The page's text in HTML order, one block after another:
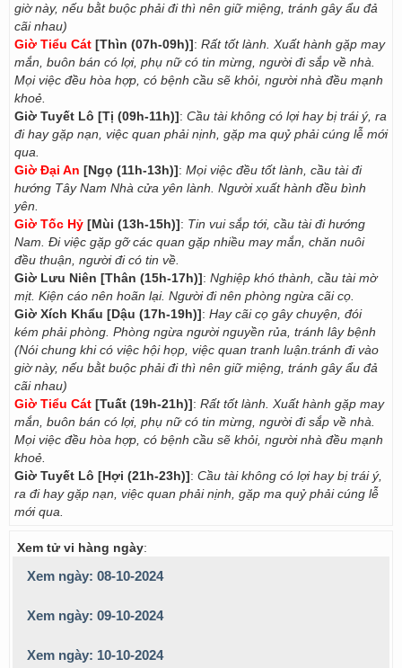
giờ này, nếu bằt buộc phải đi thì nên giữ miệng, tránh gây ẩu đả
cãi nhau)
Giờ Tiểu Cát [Thìn (07h-09h)]: Rất tốt lành. Xuất hành gặp may
mắn, buôn bán có lợi, phụ nữ có tin mừng, người đi sắp về nhà.
Mọi việc đều hòa hợp, có bệnh cầu sẽ khỏi, người nhà đều mạnh
khoẻ.
Giờ Tuyết Lô [Tị (09h-11h)]: Cầu tài không có lợi hay bị trái ý, ra
đi hay gặp nạn, việc quan phải nịnh, gặp ma quỷ phải cúng lễ mới
qua.
Giờ Đại An [Ngọ (11h-13h)]: Mọi việc đều tốt lành, cầu tài đi
hướng Tây Nam Nhà cửa yên lành. Người xuất hành đều bình
yên.
Giờ Tốc Hỷ [Mùi (13h-15h)]: Tin vui sắp tới, cầu tài đi hướng
Nam. Đi việc gặp gỡ các quan gặp nhiều may mắn, chăn nuôi
đều thuận, người đi có tin về.
Giờ Lưu Niên [Thân (15h-17h)]: Nghiệp khó thành, cầu tài mờ
mịt. Kiện cáo nên hoãn lại. Người đi nên phòng ngừa cãi cọ.
Giờ Xích Khẩu [Dậu (17h-19h)]: Hay cãi cọ gây chuyện, đói
kém phải phòng. Phòng ngừa người nguyền rủa, tránh lây bệnh
(Nói chung khi có việc hội họp, việc quan tranh luận.tránh đi vào
giờ này, nếu bằt buộc phải đi thì nên giữ miệng, tránh gây ẩu đả
cãi nhau)
Giờ Tiểu Cát [Tuất (19h-21h)]: Rất tốt lành. Xuất hành gặp may
mắn, buôn bán có lợi, phụ nữ có tin mừng, người đi sắp về nhà.
Mọi việc đều hòa hợp, có bệnh cầu sẽ khỏi, người nhà đều mạnh
khoẻ.
Giờ Tuyết Lô [Hợi (21h-23h)]: Cầu tài không có lợi hay bị trái ý,
ra đi hay gặp nạn, việc quan phải nịnh, gặp ma quỷ phải cúng lễ
mới qua.
Xem tử vi hàng ngày:
Xem ngày: 08-10-2024
Xem ngày: 09-10-2024
Xem ngày: 10-10-2024